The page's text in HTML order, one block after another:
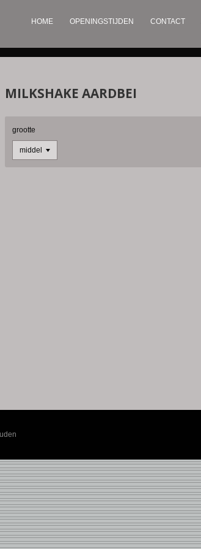
HOME OPENINGSTIJDEN CONTACT
MILKSHAKE AARDBEI
grootte